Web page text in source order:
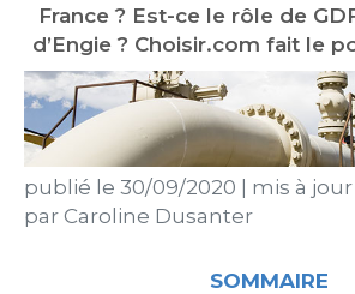
France ? Est-ce le rôle de
d’Engie ? Choisir.com fait le
publié le 30/09/2020 mis à
par Caroline Dusanter
SOMMAIRE